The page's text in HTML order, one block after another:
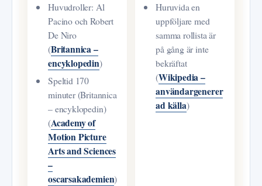
Huvudroller: Al
Pacino och Robert
De Niro
(Britannica –
encyklopedin)
Speltid 170
minuter (Britannica
– encyklopedin)
(Academy of
Motion Picture
Arts and Sciences
–
oscarsakademien)
Huruvida en
uppföljare med
samma rollista är
på gång är inte
bekräftat
(Wikipedia –
användargenerer
ad källa)